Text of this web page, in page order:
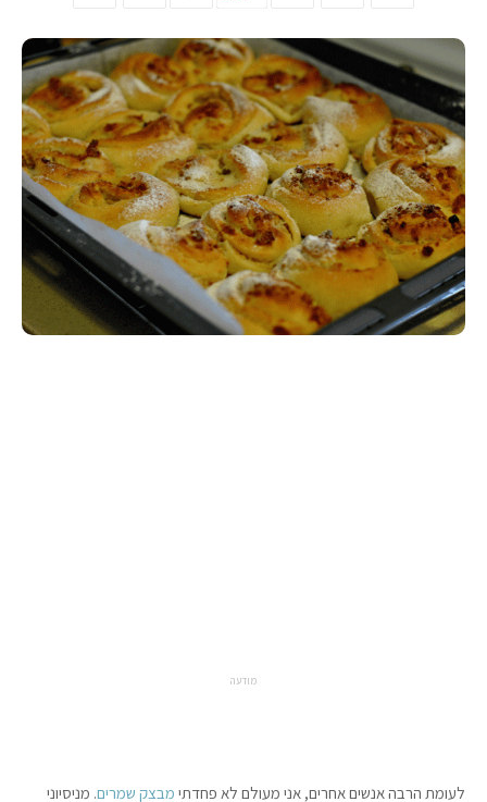
מודעה
לעומת הרבה אנשים אחרים, אני מעולם לא פחדתי מבצק שמרים. מניסיוני